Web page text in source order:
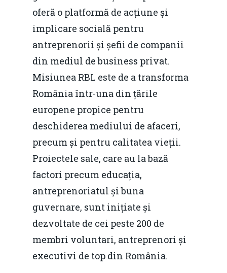
oferă o platformă de acțiune și
implicare socială pentru
antreprenorii și șefii de companii
din mediul de business privat.
Misiunea RBL este de a transforma
România într-una din țările
europene propice pentru
deschiderea mediului de afaceri,
precum și pentru calitatea vieții.
Proiectele sale, care au la bază
factori precum educația,
antreprenoriatul și buna
guvernare, sunt inițiate și
dezvoltate de cei peste 200 de
membri voluntari, antreprenori și
executivi de top din România.